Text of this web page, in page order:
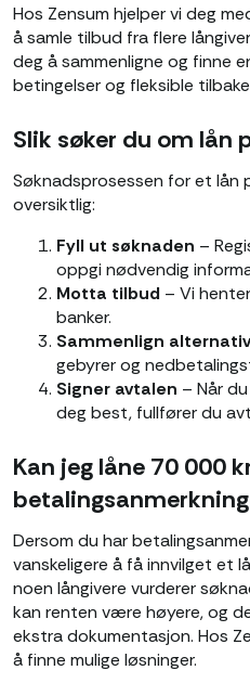
Hos Zensum hjelper vi deg
å samle tilbud fra flere
deg å sammenligne og finne
betingelser og fleksible
Slik søker du om lån
Søknadsprosessen for et lån
oversiktlig:
Fyll ut søknaden –
oppgi nødvendig
Motta tilbud – Vi
banker.
Sammenlign
gebyrer og
Signer avtalen – Når
deg best, fullfører du
Kan jeg låne 70 000
Dersom du har
vanskeligere å få innvilget et
noen långivere vurderer
kan renten være høyere, og
ekstra dokumentasjon. Hos
å finne mulige løsninger.